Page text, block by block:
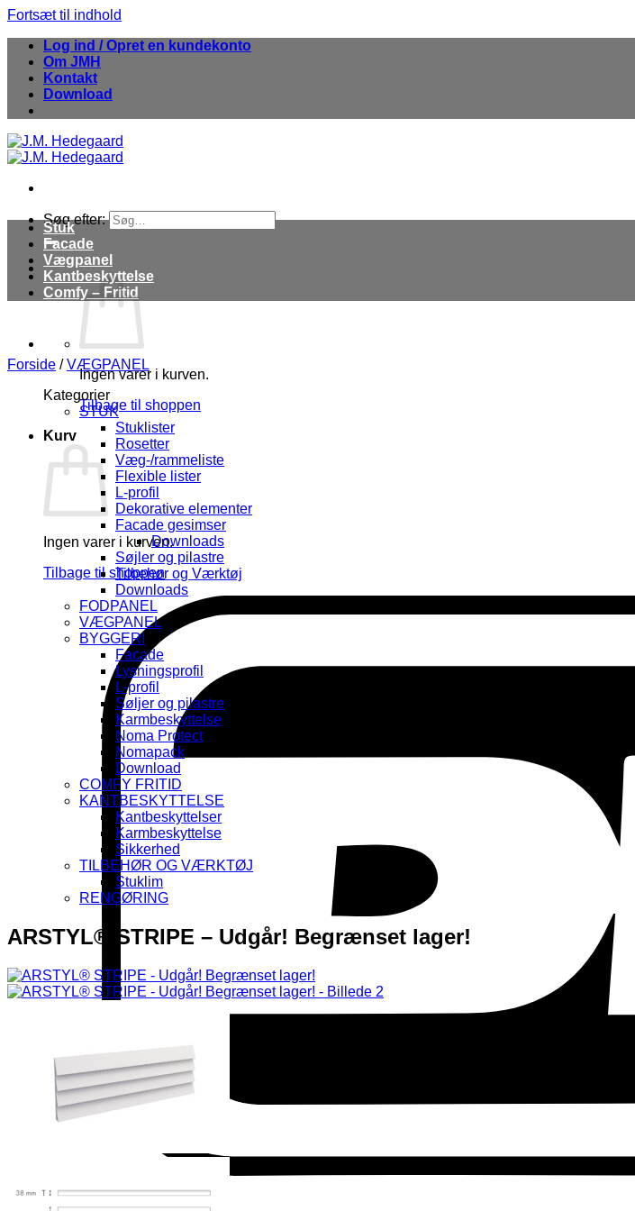
Fortsæt til indhold
Log ind / Opret en kundekonto
Om JMH
Kontakt
Download
Søg efter:
Ingen varer i kurven.
Tilbage til shoppen
Kurv
Ingen varer i kurven.
Tilbage til shoppen
DanKort
Stuk
Facade
Vægpanel
Kantbeskyttelse
Comfy – Fritid
Forside / VÆGPANEL
Kategorier
STUK
Stuklister
Rosetter
Væg-/rammeliste
Flexible lister
L-profil
Dekorative elementer
Facade gesimser
Downloads
Søjler og pilastre
Tilbehør og Værktøj
Downloads
FODPANEL
VÆGPANEL
BYGGERI
Facade
Lysningsprofil
L-profil
Søljer og pilastre
Karmbeskyttelse
Noma Protect
Nomapack
Download
COMFY FRITID
KANTBESKYTTELSE
Kantbeskyttelser
Karmbeskyttelse
Sikkerhed
TILBEHØR OG VÆRKTØJ
Stuklim
RENGØRING
ARSTYL® STRIPE – Udgår! Begrænset lager!